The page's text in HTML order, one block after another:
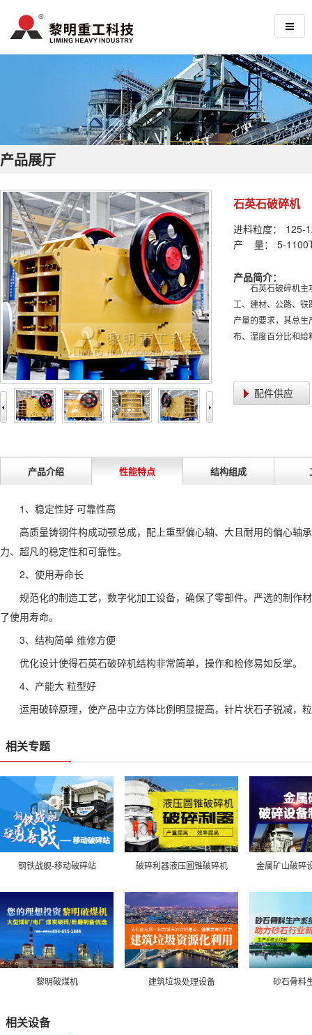
产品展厅
石英石破碎机
进料粒度：
125-
产 量：
5-
产品简介：
石英石破碎机主
工、建材、公路、
产量的要求，其总
布、湿度百分比和
配件供应
产品介绍 性能特点 结构组成
1、稳定性好 可靠性高
高质量铸钢件构成动颚总成，配上重型偏心轴、大且耐用的偏心轴
力、超凡的稳定性和可靠性。
2、使用寿命长
规范化的制造工艺，数字化加工设备，确保了零部件。严选的制作
了使用寿命。
3、结构简单 维修方便
优化设计使得石英石破碎机结构非常简单，操作和检修易如反掌。
4、产能大 粒型好
运用破碎原理，使产品中立方体比例明显提高，针片状石子锐减，
相关专题
钢铁战舰-移动破碎站 破碎利器液压圆锥破碎机 金属矿山破碎
黎明破煤机 建筑垃圾处理设备 砂石骨料
相关设备